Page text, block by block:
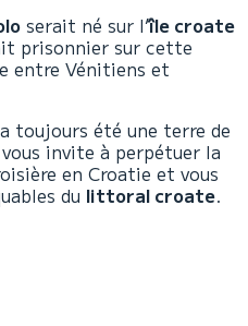
serait né sur l’île croate
prisonnier sur cette
entre Vénitiens et
toujours été une terre de
invite à perpétuer la
en Croatie et vous
du littoral croate.